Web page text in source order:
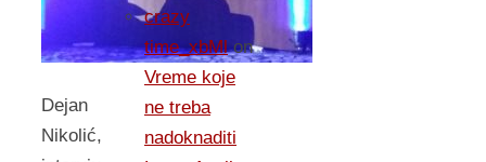
Dejan
Nikolić,
crazy
time_xbMlon
Vreme koje
ne treba
nadoknaditi